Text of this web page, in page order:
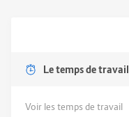
Le temps de travail
Voir les temps de travail